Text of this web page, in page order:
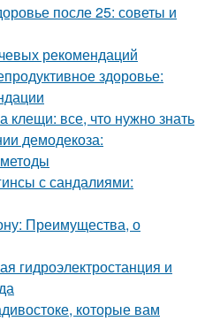
после 25: советы и
рекомендаций
здоровье:
клещи: все, что нужно знать
демодекоза:
с сандалиями:
Преимущества, о
гидроэлектростанция и
которые вам